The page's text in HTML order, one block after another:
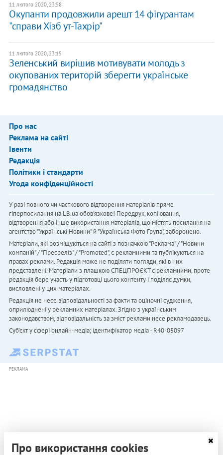
11 лютого 2020, 23:58
Окупанти продовжили арешт 14 фігурантам
"справи Хізб ут-Тахрір"
11 лютого 2020, 23:15
Зеленський вирішив мотивувати молодь з
окупованих територій зберегти українське
громадянство
Про нас
Реклама на сайті
Івенти
Редакція
Політики і стандарти
Угода конфіденційності
У разі повного чи часткового відтворення матеріалів пряме
гіперпосилання на LB.ua обов'язкове! Передрук, копіювання,
відтворення або інше використання матеріалів, що містять посилання на
агентство "Українськi Новини" й "Українська Фото Група", заборонено.
Матеріали, які розміщуються на сайті з позначкою "Реклама" / "Новини
компаній" / "Пресреліз" / "Promoted", є рекламними та публікуються на
правах реклами. Редакція може не поділяти погляди, які в них
представлені. Матеріали з плашкою СПЕЦПРОЄКТ є рекламними, проте
редакція бере участь у підготовці цього контенту і поділяє думки,
висловлені у цих матеріалах.
Редакція не несе відповідальності за факти та оціночні судження,
оприлюднені у рекламних матеріалах. Згідно з українським
законодавством, відповідальність за зміст реклами несе рекламодавець.
Cуб'єкт у сфері онлайн-медіа; ідентифікатор медіа - R40-05097
РЕКЛАМА
Про використання cookies